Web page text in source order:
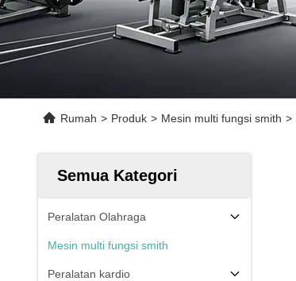
Rumah > Produk > Mesin multi fungsi smith >
Semua Kategori
Peralatan Olahraga
Mesin multi fungsi smith
Peralatan kardio